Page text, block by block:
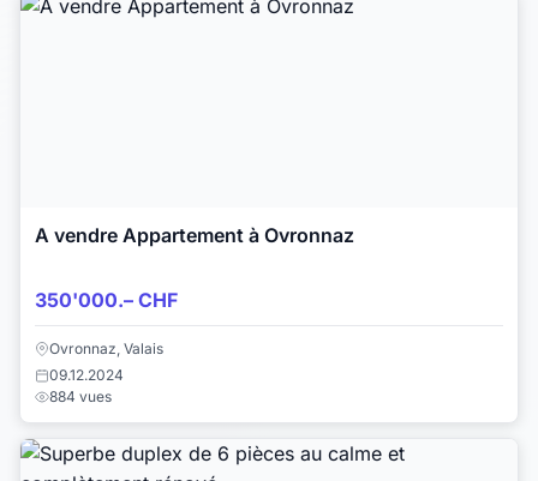
A vendre Appartement à Ovronnaz
350'000.– CHF
Ovronnaz, Valais
09.12.2024
884 vues